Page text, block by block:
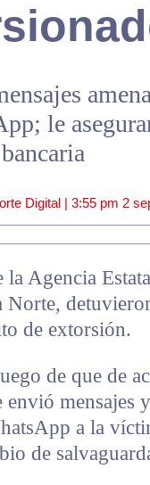
le
Digital | 3:55 pm 2
la Agencia
de extorsión.
de que de
envió mensajes
a la
de